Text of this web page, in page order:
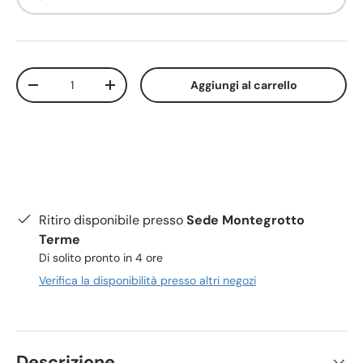
Q.tà
-
+ Aggiungi al carrello
Ritiro disponibile pressoSede Montegrotto
Terme
Di solito pronto in 4 ore
Verifica la disponibilità presso altri negozi